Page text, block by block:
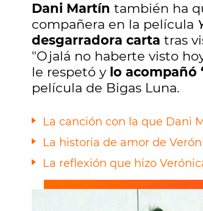
Dani Martín también ha
compañera en la película
desgarradora carta tras
"Ojalá no haberte visto
le respetó ylo acompañó
película de Bigas Luna.
La canción con la que Dani
La historia de amor de
La reflexión que hizo